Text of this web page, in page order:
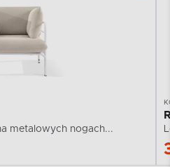
metalowych nogach...